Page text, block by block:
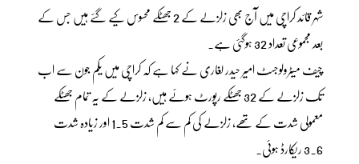
شہر قائد کراچی میں آج بھی زلزلے کے 2 جھٹکے محسوس کیے گئے ہیں جس کے
بعد مجموعی تعداد 32 ہوگئی ہے۔
چیف میٹرولوجسٹ امیر حیدر لغاری نے کہا ہے کہ کراچی میں یکم جون سے اب
تک زلزلے کے 32 جھٹکے رپورٹ ہوئے ہیں، زلزلے کے یہ تمام جھٹکے
معمولی شدت کے تھے، زلزلے کی کم سے کم شدت 1.5 اور زیادہ شدت
3.6 ریکارڈ ہوئی۔